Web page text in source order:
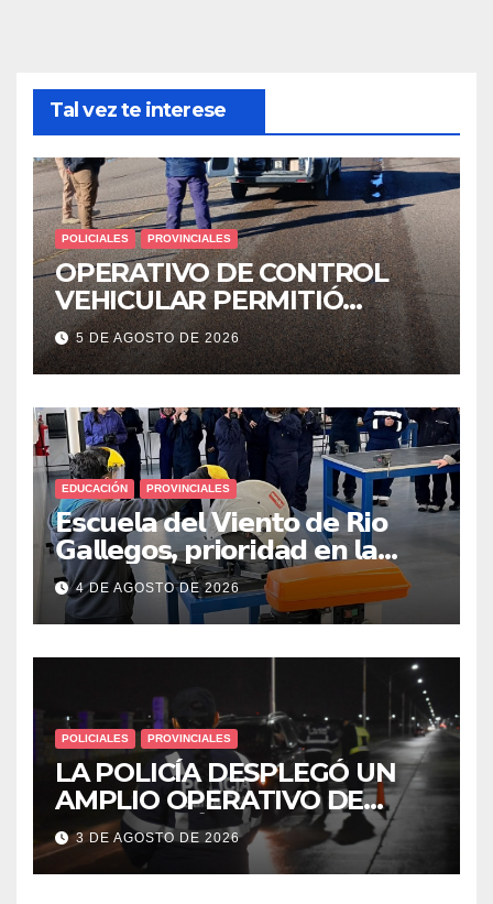
Tal vez te interese
POLICIALES PROVINCIALES
OPERATIVO DE CONTROL
VEHICULAR PERMITIÓ
LOCALIZAR A UN HOMBRE
CON PEDIDO DE PARADERO
5 DE AGOSTO DE 2026
EDUCACIÓN PROVINCIALES
𝗘𝘀𝗰𝘂𝗲𝗹𝗮 𝗱𝗲𝗹 𝗩𝗶𝗲𝗻𝘁𝗼 𝗱𝗲 𝗥𝗶𝗼
𝗚𝗮𝗹𝗹𝗲𝗴𝗼𝘀, 𝗽𝗿𝗶𝗼𝗿𝗶𝗱𝗮𝗱 𝗲𝗻 𝗹𝗮
𝘀𝗲𝗴𝘂𝗿𝗶𝗱𝗮𝗱: 𝗖𝗹𝗮𝘃𝗲 𝗲𝗻 𝗲𝗹 𝗶𝗻𝗶𝗰𝗶𝗼
𝗱𝗲 𝗹𝗼𝘀 𝘁𝗮𝗹𝗹𝗲𝗿𝗲𝘀 𝗶𝗻𝗱𝘂𝘀𝘁𝗿𝗶𝗮𝗹𝗲𝘀
4 DE AGOSTO DE 2026
POLICIALES PROVINCIALES
LA POLICÍA DESPLEGÓ UN
AMPLIO OPERATIVO DE
PREVENCIÓN Y CONTROLES
EN TODA LA CIUDAD
3 DE AGOSTO DE 2026